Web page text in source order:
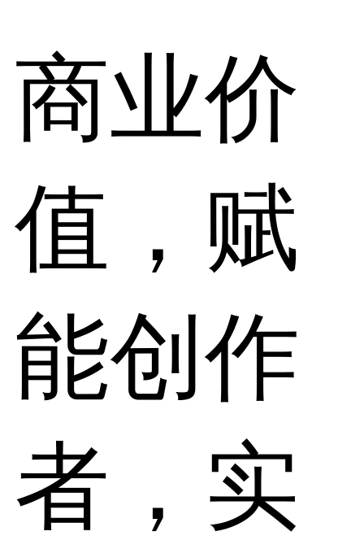
商业价
值，赋
能创作
者，实